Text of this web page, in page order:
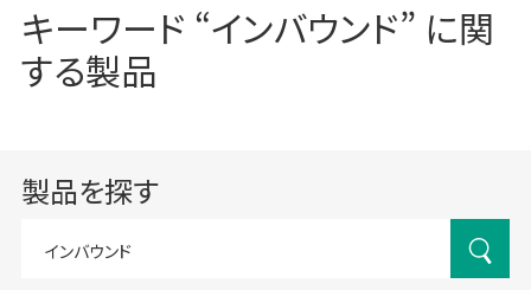
キーワード “インバウンド” に関
する製品
製品を探す